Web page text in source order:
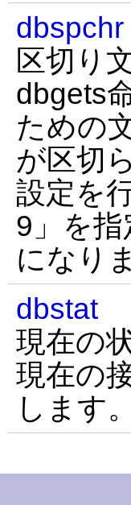
dbspchr
区切り
dbgets
ための
が区切
設定を
9」を
になり
dbstat
現在の
現在の
します。